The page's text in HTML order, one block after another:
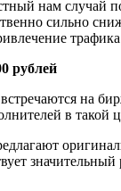
нам случай
сильно
трафика
рублей
на
в такой